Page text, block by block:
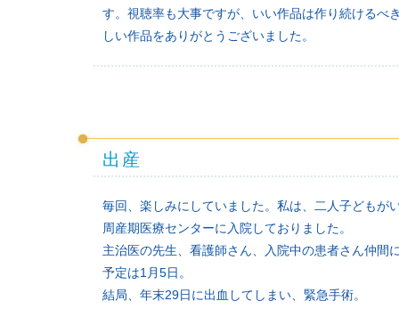
す。視聴率も大事ですが、いい作品は作り続けるべ
しい作品をありがとうございました。
出産
毎回、楽しみにしていました。私は、二人子どもが
周産期医療センターに入院しておりました。
主治医の先生、看護師さん、入院中の患者さん仲間
予定は1月5日。
結局、年末29日に出血してしまい、緊急手術。